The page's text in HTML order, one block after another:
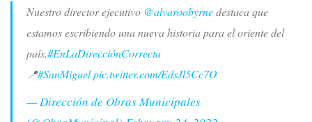
Nuestro director ejecutivo @alvaroobyrnedestaca que
estamos escribiendo una nueva historia para el oriente del
país.#EnLaDirecciónCorrecta
📍#SanMiguelpic.twitter.com/EdsJl5Cc7O
— Dirección de Obras Municipales